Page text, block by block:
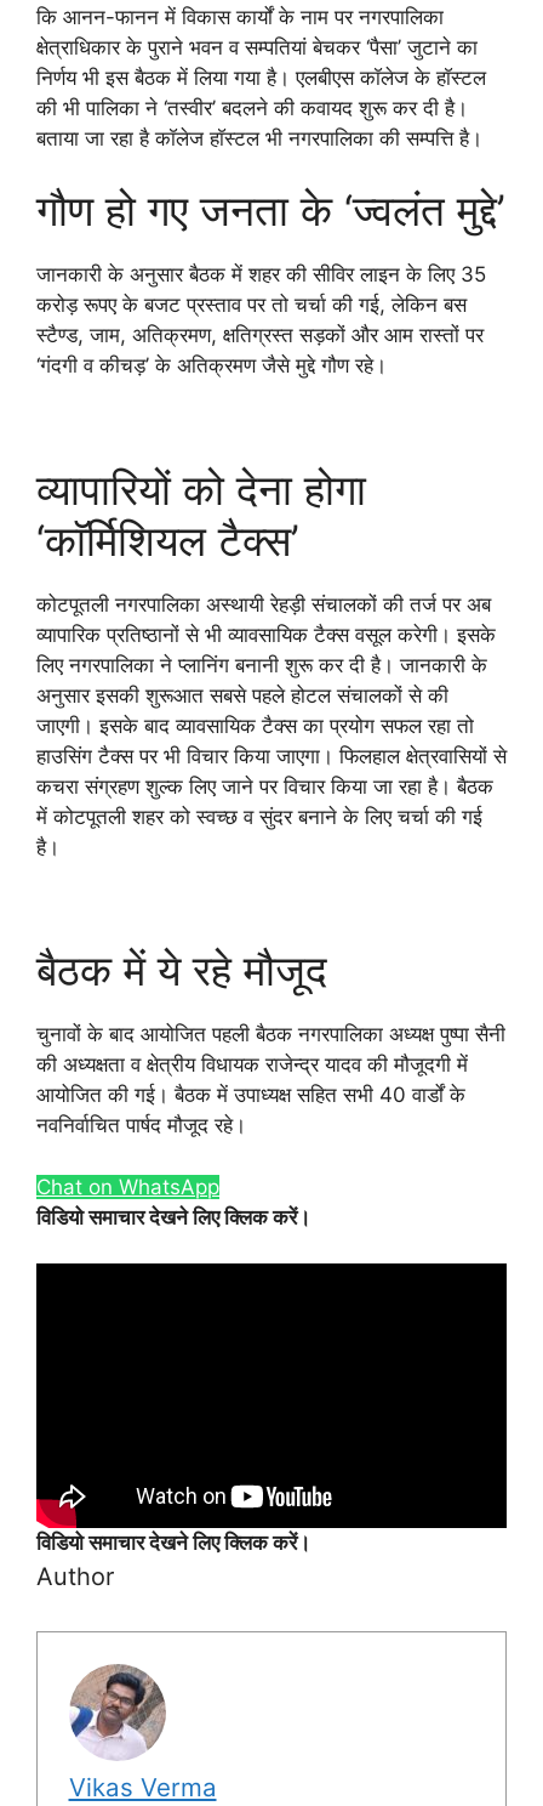
कि आनन-फानन में विकास कार्यों के नाम पर नगरपालिका
क्षेत्राधिकार के पुराने भवन व सम्पतियां बेचकर ‘पैसा’ जुटाने का
निर्णय भी इस बैठक में लिया गया है। एलबीएस काॅलेज के हाॅस्टल
की भी पालिका ने ‘तस्वीर’ बदलने की कवायद शुरू कर दी है।
बताया जा रहा है काॅलेज हाॅस्टल भी नगरपालिका की सम्पत्ति है।
गौण हो गए जनता के ‘ज्वलंत मुद्दे’
जानकारी के अनुसार बैठक में शहर की सीविर लाइन के लिए 35
करोड़ रूपए के बजट प्रस्ताव पर तो चर्चा की गई, लेकिन बस
स्टैण्ड, जाम, अतिक्रमण, क्षतिग्रस्त सड़कों और आम रास्तों पर
‘गंदगी व कीचड़’ के अतिक्रमण जैसे मुद्दे गौण रहे।
व्यापारियों को देना होगा
‘काॅर्मिशियल टैक्स’
कोटपूतली नगरपालिका अस्थायी रेहड़ी संचालकों की तर्ज पर अब
व्यापारिक प्रतिष्ठानों से भी व्यावसायिक टैक्स वसूल करेगी। इसके
लिए नगरपालिका ने प्लानिंग बनानी शुरू कर दी है। जानकारी के
अनुसार इसकी शुरूआत सबसे पहले होटल संचालकों से की
जाएगी। इसके बाद व्यावसायिक टैक्स का प्रयोग सफल रहा तो
हाउसिंग टैक्स पर भी विचार किया जाएगा। फिलहाल क्षेत्रवासियों से
कचरा संग्रहण शुल्क लिए जाने पर विचार किया जा रहा है। बैठक
में कोटपूतली शहर को स्वच्छ व सुंदर बनाने के लिए चर्चा की गई
है।
बैठक में ये रहे मौजूद
चुनावों के बाद आयोजित पहली बैठक नगरपालिका अध्यक्ष पुष्पा सैनी
की अध्यक्षता व क्षेत्रीय विधायक राजेन्द्र यादव की मौजूदगी में
आयोजित की गई। बैठक में उपाध्यक्ष सहित सभी 40 वार्डों के
नवनिर्वाचित पार्षद मौजूद रहे।
Chat on WhatsApp
विडियो समाचार देखने लिए क्लिक करें।
विडियो समाचार देखने लिए क्लिक करें।
Author
Vikas Verma